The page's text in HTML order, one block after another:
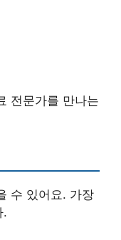
전문가를 만나는
수 있어요. 가장
.